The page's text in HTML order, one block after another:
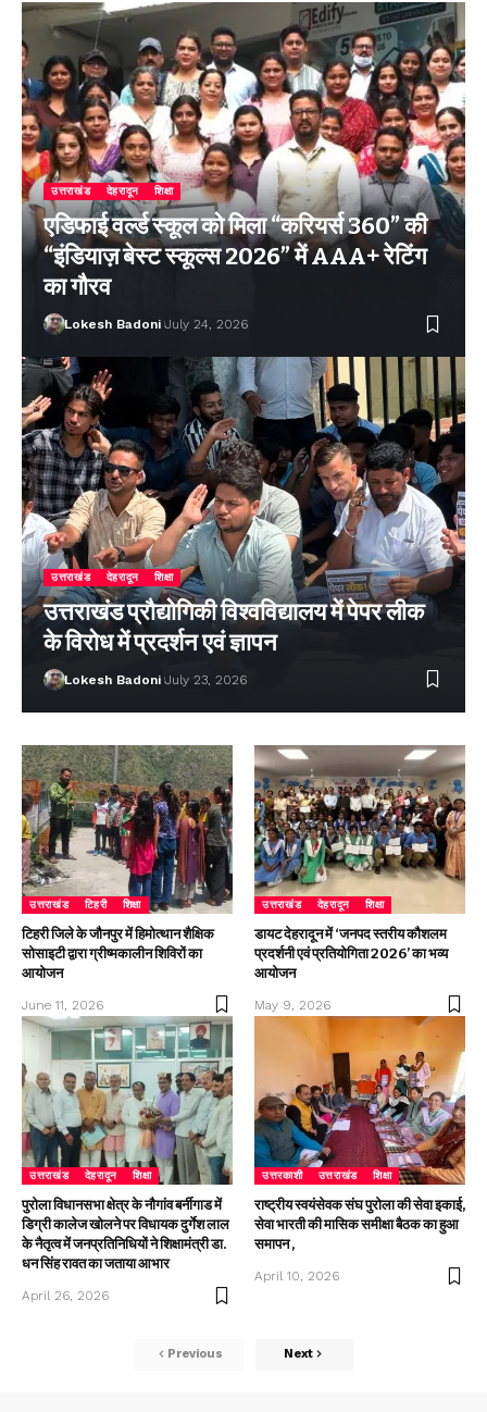
उत्तराखंड देहरादून शिक्षा
एडिफाई वर्ल्ड स्कूल को मिला “करियर्स 360” की
“इंडियाज़ बेस्ट स्कूल्स 2026” में AAA+ रेटिंग
का गौरव
Lokesh Badoni July 24, 2026
उत्तराखंड देहरादून शिक्षा
उत्तराखंड प्रौद्योगिकी विश्वविद्यालय में पेपर लीक
के विरोध में प्रदर्शन एवं ज्ञापन
Lokesh Badoni July 23, 2026
उत्तराखंड टिहरी शिक्षा
टिहरी जिले के जौनपुर में हिमोत्थान शैक्षिक
सोसाइटी द्वारा ग्रीष्मकालीन शिविरों का
आयोजन
June 11, 2026
उत्तराखंड देहरादून शिक्षा
डायट देहरादून में ‘जनपद स्तरीय कौशलम
प्रदर्शनी एवं प्रतियोगिता 2026’ का भव्य
आयोजन
May 9, 2026
उत्तराखंड देहरादून शिक्षा
पुरोला विधानसभा क्षेत्र के नौगांव बर्नीगाड में
डिग्री कालेज खोलने पर विधायक दुर्गेश लाल
के नैतृत्व में जनप्रतिनिधियों ने शिक्षामंत्री डा.
धन सिंह रावत का जताया आभार
April 26, 2026
उत्तरकाशी उत्तराखंड शिक्षा
राष्ट्रीय स्वयंसेवक संघ पुरोला की सेवा इकाई,
सेवा भारती की मासिक समीक्षा बैठक का हुआ
समापन ,
April 10, 2026
Previous Next